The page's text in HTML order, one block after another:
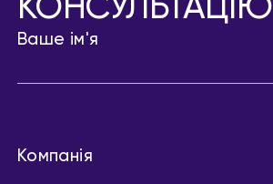
КОНСУЛЬТАЦІЮ